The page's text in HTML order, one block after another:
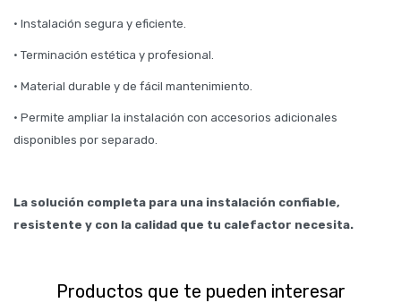
• Instalación segura y eficiente.
• Terminación estética y profesional.
• Material durable y de fácil mantenimiento.
• Permite ampliar la instalación con accesorios adicionales
disponibles por separado.
La solución completa para una instalación confiable,
resistente y con la calidad que tu calefactor necesita.
Productos que te pueden interesar